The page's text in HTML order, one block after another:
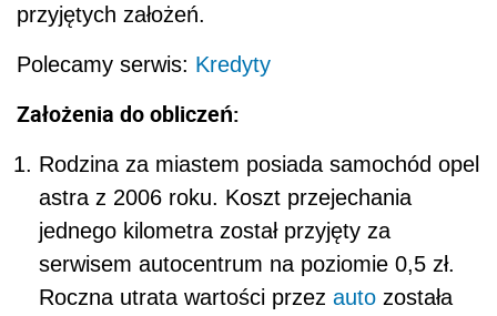
przyjętych założeń.
Polecamy serwis: Kredyty
Założenia do obliczeń:
Rodzina za miastem posiada samochód opel
astra z 2006 roku. Koszt przejechania
jednego kilometra został przyjęty za
serwisem autocentrum na poziomie 0,5 zł.
Roczna utrata wartości przez auto została